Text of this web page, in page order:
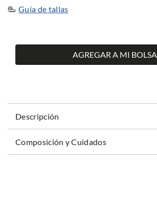
Guía de tallas
AGREGAR A MI BOLSA
Descripción
Composición y Cuidados